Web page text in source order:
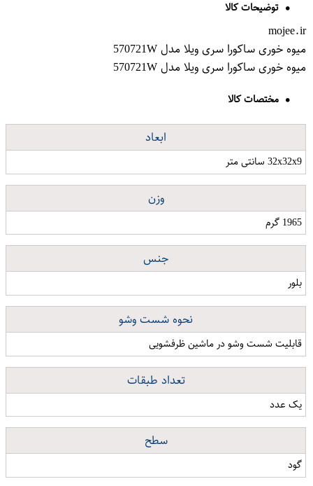
توضیحات کالا
mojee.ir
میوه خوری ساکورا سری ویلا مدل 570721W
میوه خوری ساکورا سری ویلا مدل 570721W
مختصات کالا
ابعاد
32x32x9 سانتی متر
وزن
1965 گرم
جنس
بلور
نحوه شست وشو
قابلیت شست وشو در ماشین ظرفشویی
تعداد طبقات
یک عدد
سطح
گود